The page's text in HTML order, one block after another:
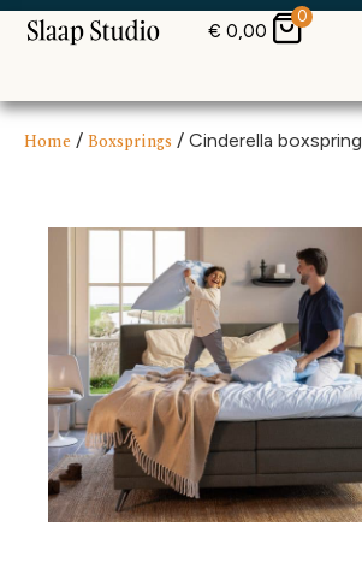
€ 0,00
0
Home / Boxsprings / Cinderella boxspring